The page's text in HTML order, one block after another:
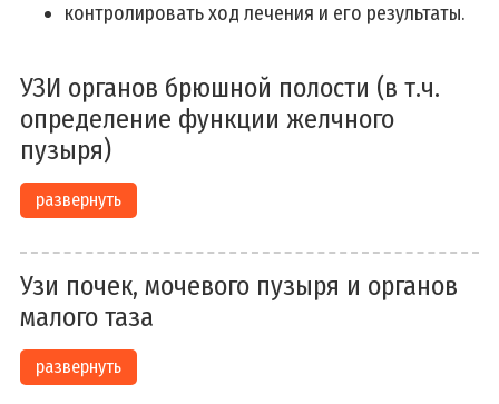
контролировать ход лечения и его результаты.
УЗИ органов брюшной полости (в т.ч.
определение функции желчного
пузыря)
развернуть
Узи почек, мочевого пузыря и органов
малого таза
развернуть